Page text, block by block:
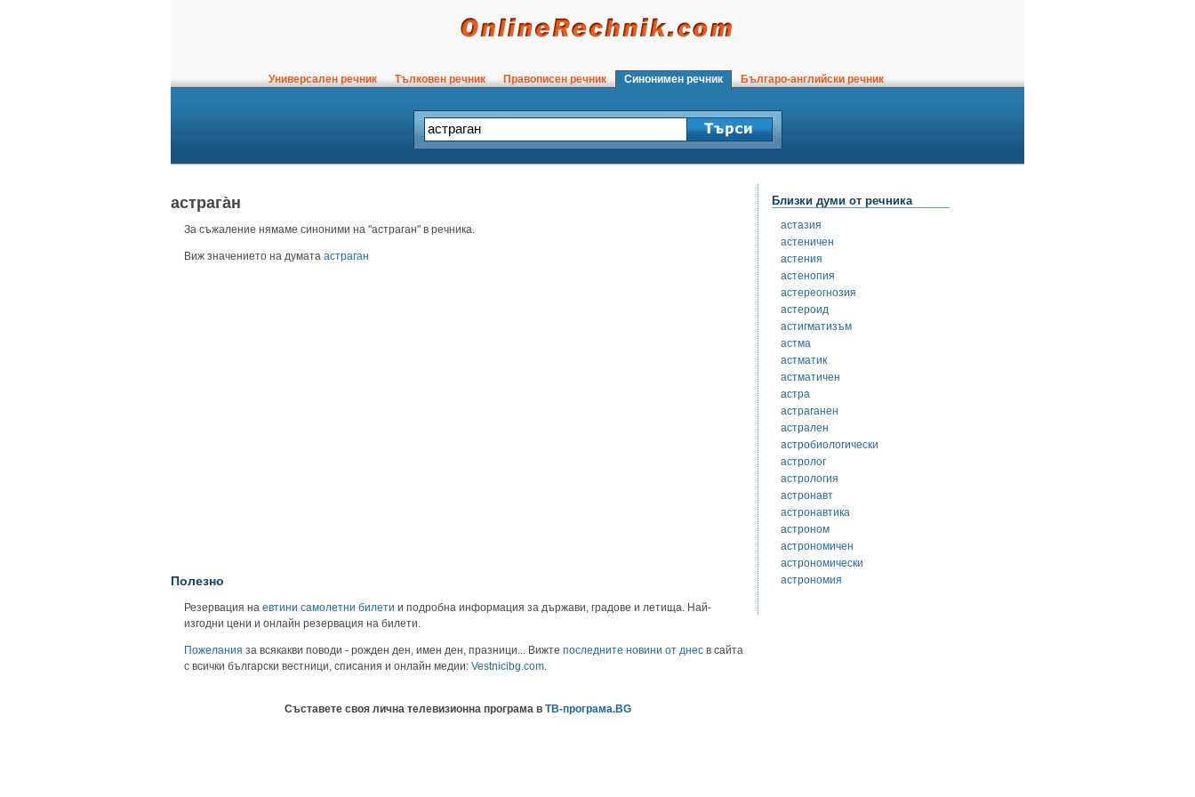
Универсален речник Тълковен речник Правописен речник Синонимен речник Българо-английски речник
астрага̀н
За съжаление нямаме синоними на "астраган" в речника.
Виж значението на думата астраган
Полезно
Резервация на евтини самолетни билети и подробна информация за държави, градове и летища. Най-
изгодни цени и онлайн резервация на билети.
Пожелания за всякакви поводи - рожден ден, имен ден, празници... Вижте последните новини от днес в сайта
с всички български вестници, списания и онлайн медии: Vestnicibg.com
Съставете своя лична телевизионна програма в ТВ-програма.BG
Близки думи от речника
астазия
астеничен
астения
астенопия
астереогнозия
астероид
астигматизъм
астма
астматик
астматичен
астра
астраганен
астрален
астробиологически
астролог
астрология
астронавт
астронавтика
астроном
астрономичен
астрономически
астрономия